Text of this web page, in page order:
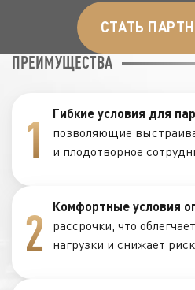
СТАТЬ
ПРЕИМУЩЕСТВА
1 Гибкие условия для
позволяющие
и плодотворное
2 Комфортные условия
рассрочки, что
нагрузки и снижает